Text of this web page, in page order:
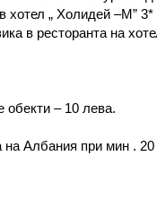
хотел „ Холидей –М” 3*
в ресторанта на
обекти – 10 лева.
Албания при мин . 20